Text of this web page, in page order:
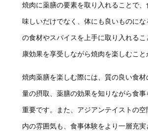
焼肉に薬膳の要素を取り入れることで、
味しいだけでなく、体にも良いものに
の食材やスパイスを上手に取り入れるこ
康効果を享受しながら焼肉を楽しむこと
焼肉薬膳を楽しむ際には、質の良い食材
量の摂取、薬膳の効果を知りながら食
重要です。また、アジアンテイストの
内の雰囲気も、食事体験をより一層充